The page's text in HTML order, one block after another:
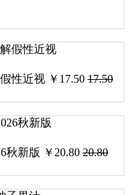
性近视 ￥ 17.50 17.50
秋新版 ￥ 20.80 20.80